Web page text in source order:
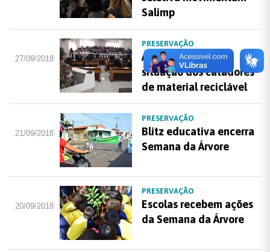
Salimp
27/09/2018
PRESERVAÇÃO
Audiência discute
situação dos catadores
de material reciclável
21/09/2018
PRESERVAÇÃO
Blitz educativa encerra
Semana da Árvore
20/09/2018
PRESERVAÇÃO
Escolas recebem ações
da Semana da Árvore